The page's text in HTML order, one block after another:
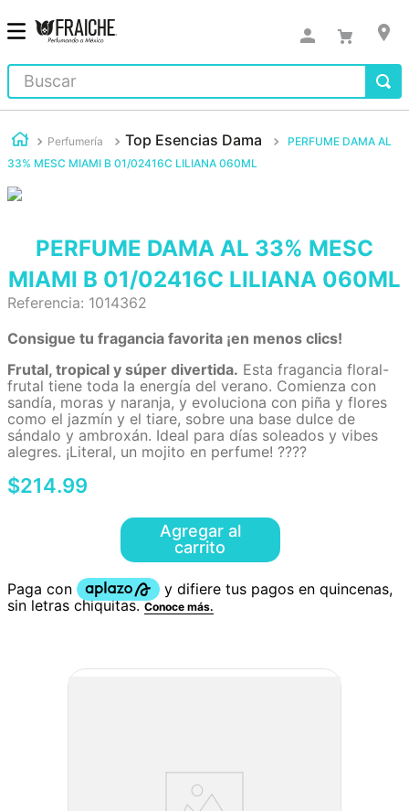
Buscar
Perfumería Top Esencias Dama
PERFUME DAMA AL
33% MESC MIAMI B 01/02416C LILIANA 060ML
PERFUME DAMA AL 33% MESC
MIAMI B 01/02416C LILIANA 060ML
Referencia: 1014362
Consigue tu fragancia favorita ¡en menos clics!
Frutal, tropical y súper divertida. Esta fragancia floral-
frutal tiene toda la energía del verano. Comienza con
sandía, moras y naranja, y evoluciona con piña y flores
como el jazmín y el tiare, sobre una base dulce de
sándalo y ambroxán. Ideal para días soleados y vibes
alegres. ¡Literal, un mojito en perfume! ????
$214.99
Agregar al
carrito